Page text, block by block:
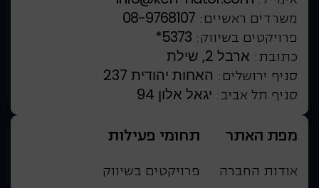
משרדים ראשיים: 08-9768107
פרויקטים בשיווק: *5373
כתובת: ארבל 2, שילת
סניף ירושלים: האחות יהודית 237
סניף תל אביב: יגאל אלון 94
מפת האתר
אודות החברה
תחומי פעילות
פרויקטים בשיווק